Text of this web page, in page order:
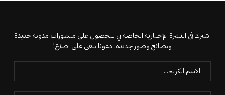
اشترك في النشرة الإخبارية الخاصة بي للحصول على منشورات مدونة جديدة
ونصائح وصور جديدة. دعونا نبقى على اطلاع!